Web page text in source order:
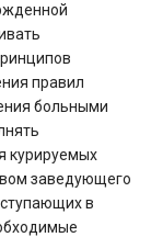
правил
больными
курируемых
заведующего
в